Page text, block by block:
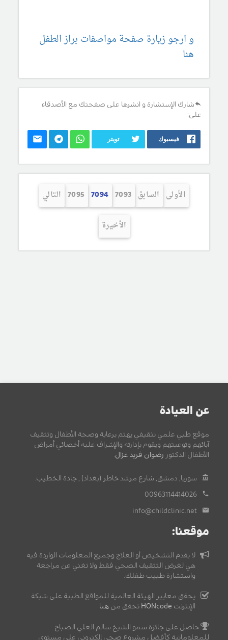
و ارجو زيارة صفحة مواصفات براز الطفل
هنا
شارك الإستشارة و انشرها على صفحتك مع الأصدقاء
على:
فيسبوك تويتر
الأولى السابق 7093
7094
7095 التالي
الأخيرة
عن العيادة
موقع طبي علمي تثقيفي يهتم برعاية وصحة الأطفال وتثقيف
آبائهم وتوعيتهم ويقوم بإدارته والإشراف عليه أخصائي أمراض
الأطفال الدكتور رضوان فريد غزال.
سوريا, دمشق, شارع مرشد خاطر (بغداد) , جادة الخطيب.
00963114414026
info@childclinic.net
موقعنا:
لا يقدم التشخيص أو العلاج وجميع المعلومات الواردة فيه
هي لغرض التثقيف الصحي فقط ولا تغني عن مراجعة
واستشارة طبيب طفلك.
يحقق معايير الهيئة العالمية للمواقع الطبية على شبكة
الإنترنت HONcode تحقق من هنا
حاصل على جائزة سمو الشيخ سالم العلي الصباح
للمعلوماتية كأفضل مشروع صحي إلكتروني على مستوى